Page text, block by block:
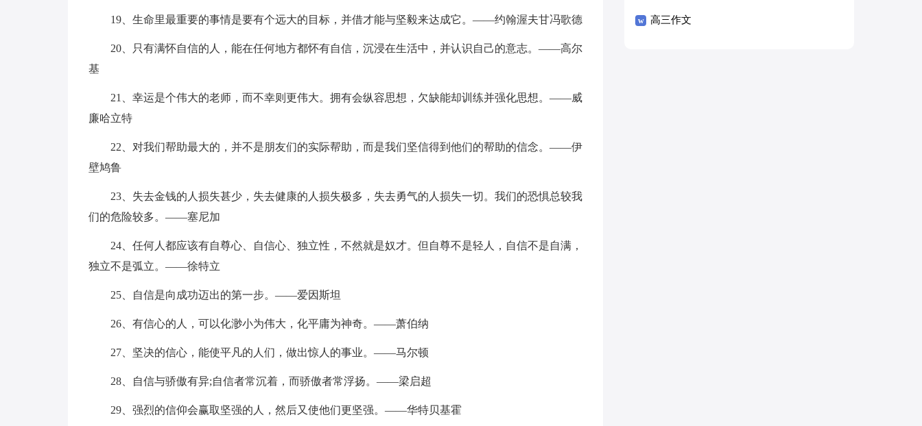
19、生命里最重要的事情是要有个远大的目标，并借才能与坚毅来达成它。——约翰渥夫甘冯歌德
20、只有满怀自信的人，能在任何地方都怀有自信，沉浸在生活中，并认识自己的意志。——高尔
基
21、幸运是个伟大的老师，而不幸则更伟大。拥有会纵容思想，欠缺能却训练并强化思想。——威
廉哈立特
22、对我们帮助最大的，并不是朋友们的实际帮助，而是我们坚信得到他们的帮助的信念。——伊
壁鸠鲁
23、失去金钱的人损失甚少，失去健康的人损失极多，失去勇气的人损失一切。我们的恐惧总较我
们的危险较多。——塞尼加
24、任何人都应该有自尊心、自信心、独立性，不然就是奴才。但自尊不是轻人，自信不是自满，
独立不是弧立。——徐特立
25、自信是向成功迈出的第一步。——爱因斯坦
26、有信心的人，可以化渺小为伟大，化平庸为神奇。——萧伯纳
27、坚决的信心，能使平凡的人们，做出惊人的事业。——马尔顿
28、自信与骄傲有异;自信者常沉着，而骄傲者常浮扬。——梁启超
29、强烈的信仰会赢取坚强的人，然后又使他们更坚强。——华特贝基霍
高三作文